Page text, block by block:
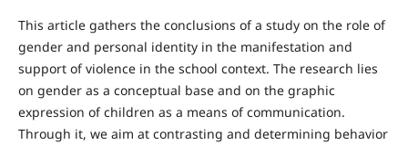
This article gathers the conclusions of a study on the role of
gender and personal identity in the manifestation and
support of violence in the school context. The research lies
on gender as a conceptual base and on the graphic
expression of children as a means of communication.
Through it, we aim at contrasting and determining behavior